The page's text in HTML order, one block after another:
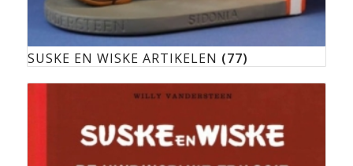
SUSKE EN WISKE ARTIKELEN (77)